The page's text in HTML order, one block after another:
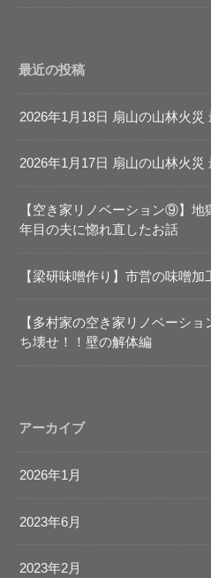
最近の投稿
2026年1月18日 扇山の山林火災
2026年1月17日 扇山の山林火災
【空き家リノベーション⑨】地
年目の夫に惚れ直したお話
【梁研味噌作り】市営の味噌加
【多村家の空き家リノベーシ
ち壊せ！！壁の解体編
アーカイブ
2026年1月
2023年6月
2023年2月